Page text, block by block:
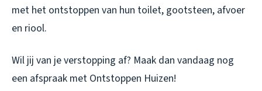
met het ontstoppen van hun toilet, gootsteen, afvoer
en riool.
Wil jij van je verstopping af? Maak dan vandaag nog
een afspraak met Ontstoppen Huizen!